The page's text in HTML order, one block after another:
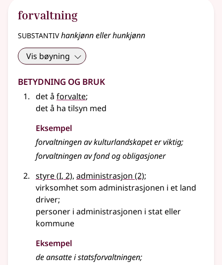
forvaltning
substantivhankjønn eller hunkjønn
Vis bøyning
Betydning og bruk
det å forvalte;
det å ha tilsyn med
Eksempel
forvaltningen av kulturlandskapet er viktig;
forvaltningen av fond og obligasjoner
styre(1
I, 2), administrasjon (2);
virksomhet som administrasjonen i et land
driver;
personer i administrasjonen i stateller
kommune
Eksempel
de ansatte i statsforvaltningen;